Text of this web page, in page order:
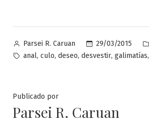
Publicado
por
Parsei R. Caruan 29/03/2015
Etiquetas:
anal, culo, deseo, desvestir, galimatías,
Publicado por
Parsei R. Caruan